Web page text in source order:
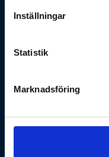
Inställningar
Statistik
Marknadsföring
Mån - Tor
Mån - Fre
Butik Juli
Mån - Tor